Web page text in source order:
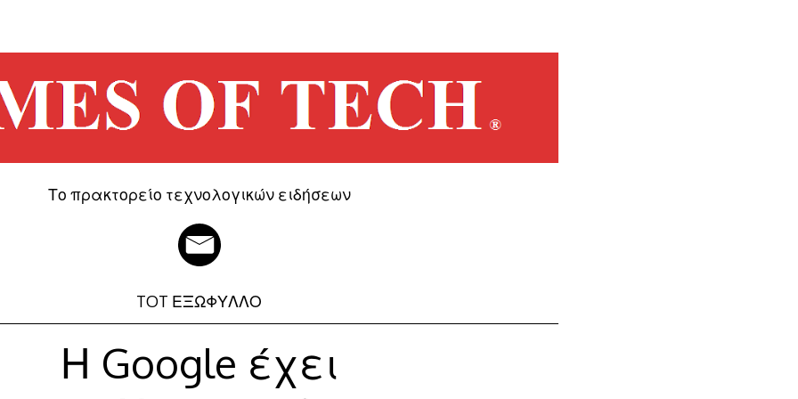
Το πρακτορείο τεχνολογικών ειδήσεων
TOT ΕΞΩΦΥΛΛΟ
Η Google έχει